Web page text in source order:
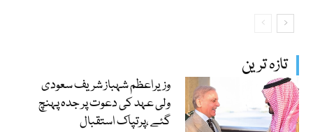
تازہ ترین
وزیراعظم شہباز شریف سعودی
ولی عہد کی دعوت پر جدہ پہنچ
گئے ،پرتپاک استقبال